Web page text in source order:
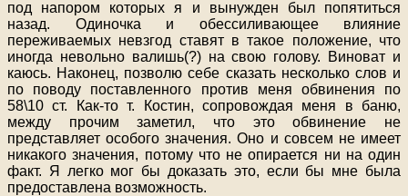
под напором которых я и вынужден был попятиться
назад. Одиночка и обессиливающее влияние
переживаемых невзгод ставят в такое положение, что
иногда невольно валишь(?) на свою голову. Виноват и
каюсь. Наконец, позволю себе сказать несколько слов и
по поводу поставленного против меня обвинения по
58\10 ст. Как-то т. Костин, сопровождая меня в баню,
между прочим заметил, что это обвинение не
представляет особого значения. Оно и совсем не имеет
никакого значения, потому что не опирается ни на один
факт. Я легко мог бы доказать это, если бы мне была
предоставлена возможность.